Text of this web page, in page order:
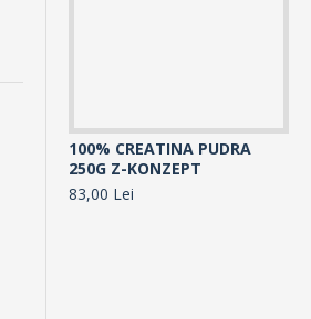
100% CREATINA PUDRA
250G Z-KONZEPT
83,00 Lei